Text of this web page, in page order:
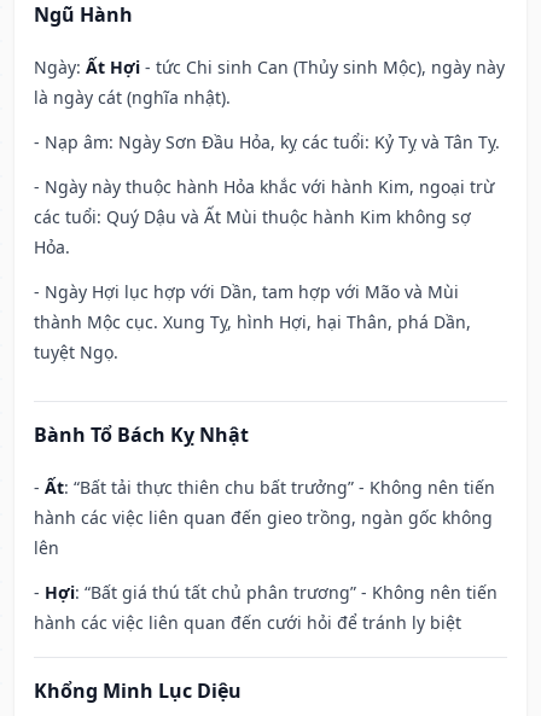
Ngũ Hành
Ngày: Ất Hợi - tức Chi sinh Can (Thủy sinh Mộc), ngày này
là ngày cát (nghĩa nhật).
- Nạp âm: Ngày Sơn Đầu Hỏa, kỵ các tuổi: Kỷ Tỵ và Tân Tỵ.
- Ngày này thuộc hành Hỏa khắc với hành Kim, ngoại trừ
các tuổi: Quý Dậu và Ất Mùi thuộc hành Kim không sợ
Hỏa.
- Ngày Hợi lục hợp với Dần, tam hợp với Mão và Mùi
thành Mộc cục. Xung Tỵ, hình Hợi, hại Thân, phá Dần,
tuyệt Ngọ.
Bành Tổ Bách Kỵ Nhật
- Ất: “Bất tải thực thiên chu bất trưởng” - Không nên tiến
hành các việc liên quan đến gieo trồng, ngàn gốc không
lên
- Hợi: “Bất giá thú tất chủ phân trương” - Không nên tiến
hành các việc liên quan đến cưới hỏi để tránh ly biệt
Khổng Minh Lục Diệu